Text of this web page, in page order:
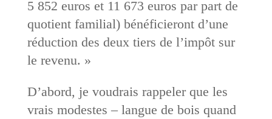
5 852 euros et 11 673 euros par part de
quotient familial) bénéficieront d’une
réduction des deux tiers de l’impôt sur
le revenu. »
D’abord, je voudrais rappeler que les
vrais modestes – langue de bois quand